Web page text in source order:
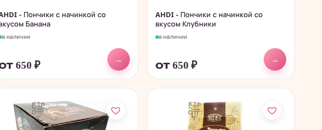
- Пончики с начинкой со
Банана
в наличии
650₽
→
AHDI - Пончики с начинкой со
вкусом Клубники
в наличии
от 650 ₽
→